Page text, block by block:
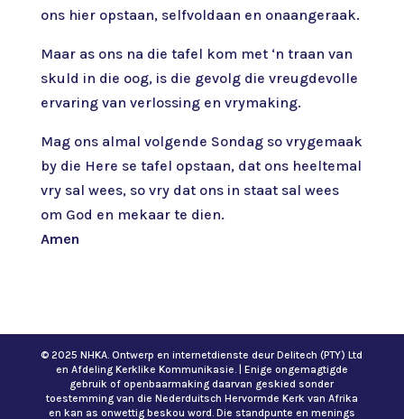
ons hier opstaan, selfvoldaan en onaangeraak.
Maar as ons na die tafel kom met ‘n traan van
skuld in die oog, is die gevolg die vreugdevolle
ervaring van verlossing en vrymaking.
Mag ons almal volgende Sondag so vrygemaak
by die Here se tafel opstaan, dat ons heeltemal
vry sal wees, so vry dat ons in staat sal wees
om God en mekaar te dien.
Amen
© 2025 NHKA. Ontwerp en internetdienste deur Delitech (PTY) Ltd
en Afdeling Kerklike Kommunikasie. | Enige ongemagtigde
gebruik of openbaarmaking daarvan geskied sonder
toestemming van die Nederduitsch Hervormde Kerk van Afrika
en kan as onwettig beskou word. Die standpunte en menings